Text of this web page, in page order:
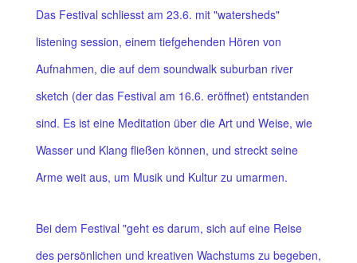
Das Festival schliesst am 23.6. mit "watersheds"
listening session, einem tiefgehenden Hören von
Aufnahmen, die auf dem soundwalk suburban river
sketch (der das Festival am 16.6. eröffnet) entstanden
sind. Es ist eine Meditation über die Art und Weise, wie
Wasser und Klang fließen können, und streckt seine
Arme weit aus, um Musik und Kultur zu umarmen.
Bei dem Festival "geht es darum, sich auf eine Reise
des persönlichen und kreativen Wachstums zu begeben,